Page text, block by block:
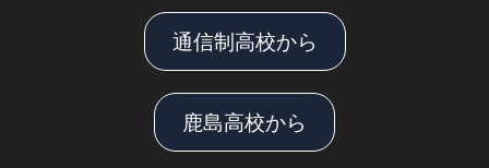
通信制高校から
鹿島高校から